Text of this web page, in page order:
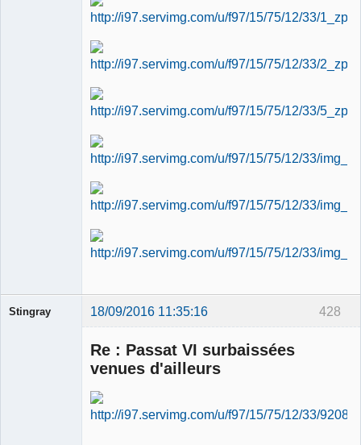
428
Stingray 18/09/2016 11:35:16
Re : Passat VI surbaissées
venues d'ailleurs